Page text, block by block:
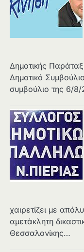
Δημοτικής
Δημοτικό
συμβούλιο της 6/
χαιρετίζει με
αμετάκλητη
Θεσσαλονίκης…